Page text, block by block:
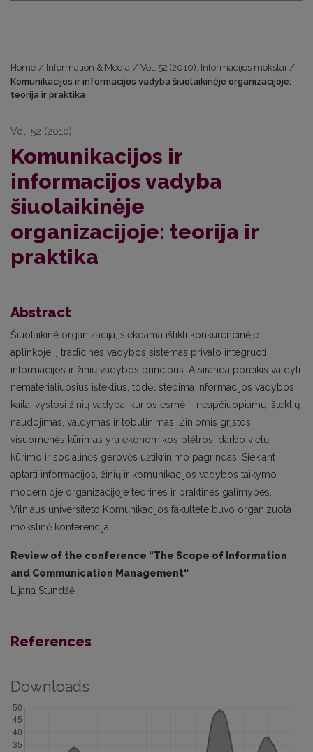
Home / Information & Media / Vol. 52 (2010): Informacijos mokslai /
Komunikacijos ir informacijos vadyba šiuolaikinėje organizacijoje:
teorija ir praktika
Vol. 52 (2010)
Komunikacijos ir
informacijos vadyba
šiuolaikinėje
organizacijoje: teorija ir
praktika
Abstract
Šiuolaikinė organizacija, siekdama išlikti konkurencinėje
aplinkoje, į tradicines vadybos sistemas privalo integruoti
informacijos ir žinių vadybos principus. Atsiranda poreikis valdyti
nematerialiuosius išteklius, todėl stebima informacijos vadybos
kaita, vystosi žinių vadyba, kurios esmė – neapčiuopiamų išteklių
naudojimas, valdymas ir tobulinimas. Žiniomis grįstos
visuomenės kūrimas yra ekonomikos plėtros, darbo vietų
kūrimo ir socialinės gerovės užtikrinimo pagrindas. Siekiant
aptarti informacijos, žinių ir komunikacijos vadybos taikymo
modernioje organizacijoje teorines ir praktines galimybes,
Vilniaus universiteto Komunikacijos fakultete buvo organizuota
mokslinė konferencija.
Review of the conference “The Scope of Information
and Communication Management“
Lijana Stundžė
References
Downloads